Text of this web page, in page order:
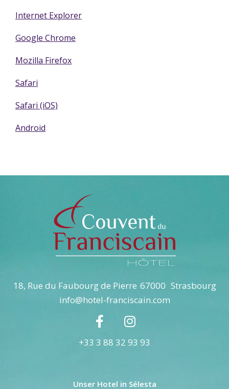
Internet Explorer
Google Chrome
Mozilla Firefox
Safari
Safari (iOS)
Android
18, Rue du Faubourg de Pierre 67000 Strasbourg
info@hotel-franciscain.com
+33 3 88 32 93 93
Unser Hotel in Sélesta